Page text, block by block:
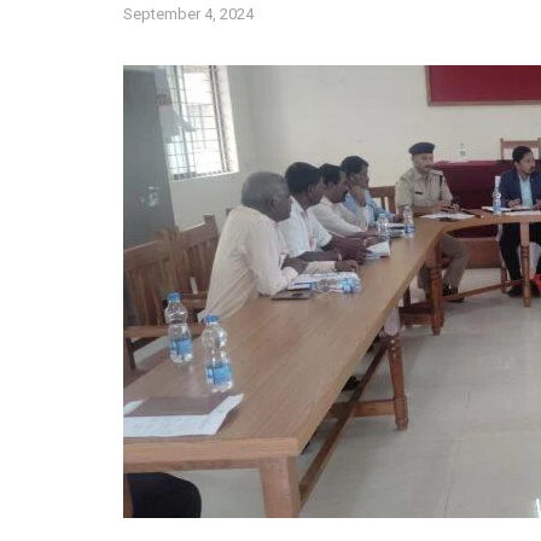
September 4, 2024